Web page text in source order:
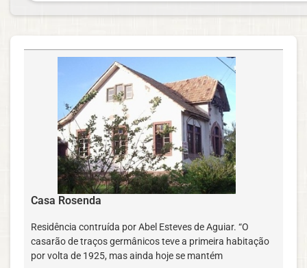
Casa Rosenda
Residência contruída por Abel Esteves de Aguiar. “O
casarão de traços germânicos teve a primeira habitação
por volta de 1925, mas ainda hoje se mantém